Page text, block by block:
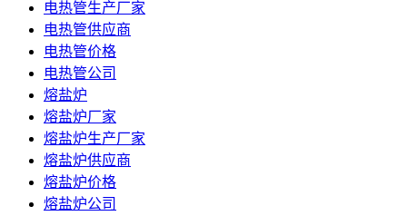
电热管生产厂家
电热管供应商
电热管价格
电热管公司
熔盐炉
熔盐炉厂家
熔盐炉生产厂家
熔盐炉供应商
熔盐炉价格
熔盐炉公司